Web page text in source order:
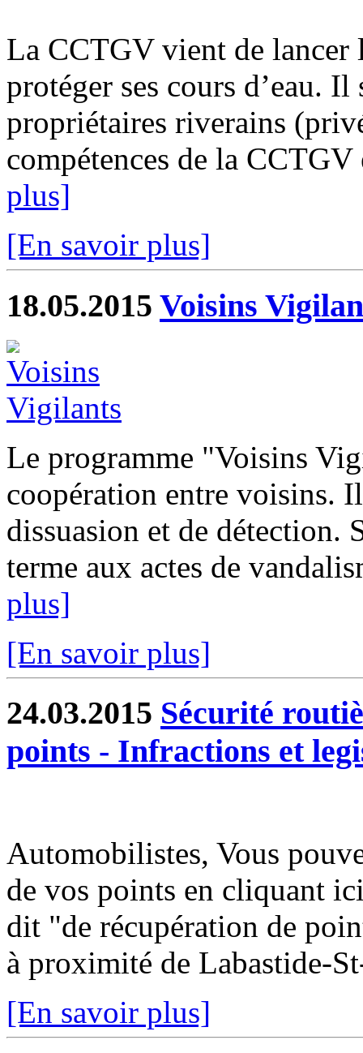
La CCTGV vient de
protéger ses cours d’eau.
propriétaires riverains
compétences de la CCTGV
plus]
[En savoir plus]
18.05.2015 Voisins
Le programme "Voisins
coopération entre voisins.
dissuasion et de détection.
terme aux actes de
plus]
[En savoir plus]
24.03.2015 Sécurité
points - Infractions et
Automobilistes, Vous
de vos points en cliquant
dit "de récupération de
à proximité de Labastide-
[En savoir plus]